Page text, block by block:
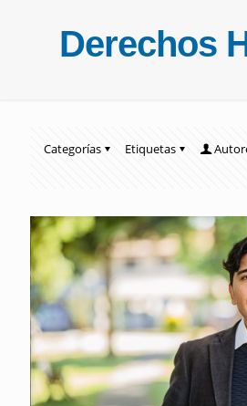
Derechos
Categorías Etiquetas